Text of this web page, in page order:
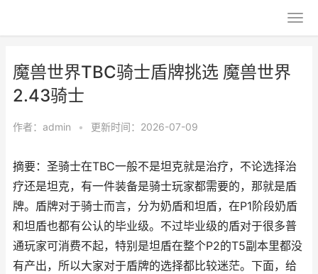
魔兽世界TBC骑士盾牌挑选 魔兽世界
2.43骑士
作者： admin • 更新时间：2026-07-09
摘要：圣骑士在TBC一般不是坦克就是治疗，不论选择治
疗还是坦克，有一件装备是骑士玩家都需要的，那就是盾
牌。盾牌对于骑士而言，分为奶盾和坦盾，在P1阶段奶盾
和坦盾也都有公认的毕业级。不过毕业级的盾对于很多普
通玩家可消费不起，特别是坦盾在整个P2的T5副本里都没
有产出，所以大家对于盾牌的选择都比较迷茫。下面，给